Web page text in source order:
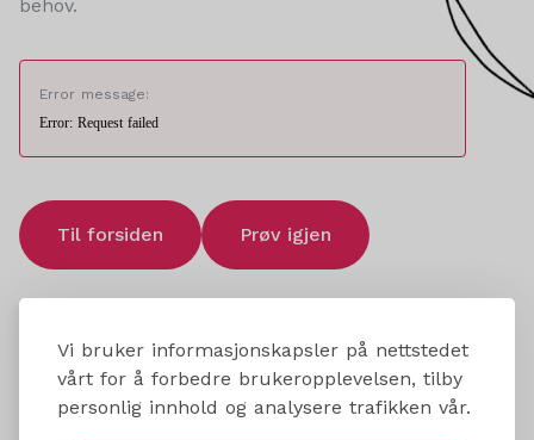
Vi bruker informasjonskapsler på nettstedet
vårt for å forbedre brukeropplevelsen, tilby
personlig innhold og analysere trafikken vår.
behov.
Error message:
Error: Request failed
Til forsiden Prøv igjen